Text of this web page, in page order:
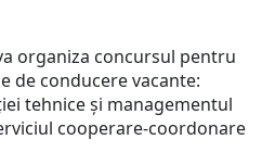
organiza concursul pentru
de conducere vacante:
tehnice şi managementul
cooperare-coordonare